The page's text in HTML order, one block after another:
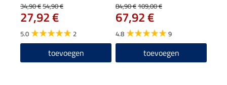
34,90 €54,90 €
27,92 €
5.0 2
toevoegen
84,90 €109,00 €
67,92 €
4.8 9
toevoegen